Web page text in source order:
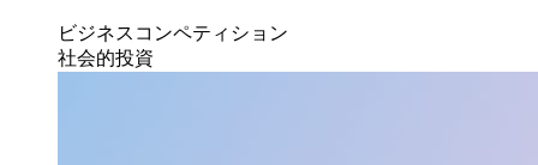
ビジネスコンペティション
社会的投資